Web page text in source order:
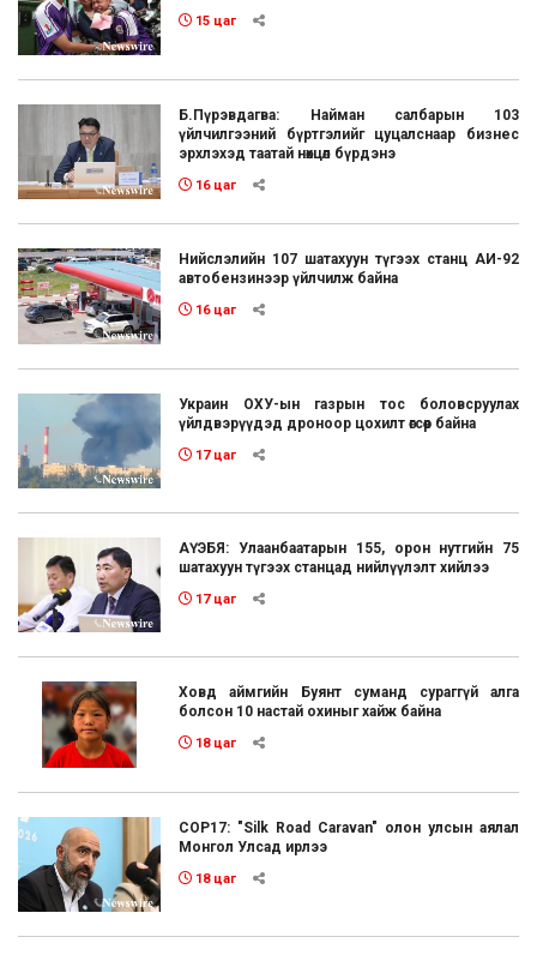
15 цаг
Б.Пүрэвдагва: Найман салбарын 103
үйлчилгээний бүртгэлийг цуцалснаар бизнес
эрхлэхэд таатай нөхцөл бүрдэнэ
16 цаг
Нийслэлийн 107 шатахуун түгээх станц АИ-92
автобензинээр үйлчилж байна
16 цаг
Украин ОХУ-ын газрын тос боловсруулах
үйлдвэрүүдэд дроноор цохилт өгсөөр байна
17 цаг
АҮЭБЯ: Улаанбаатарын 155, орон нутгийн 75
шатахуун түгээх станцад нийлүүлэлт хийлээ
17 цаг
Ховд аймгийн Буянт суманд сураггүй алга
болсон 10 настай охиныг хайж байна
18 цаг
COP17: "Silk Road Caravan" олон улсын аялал
Монгол Улсад ирлээ
18 цаг